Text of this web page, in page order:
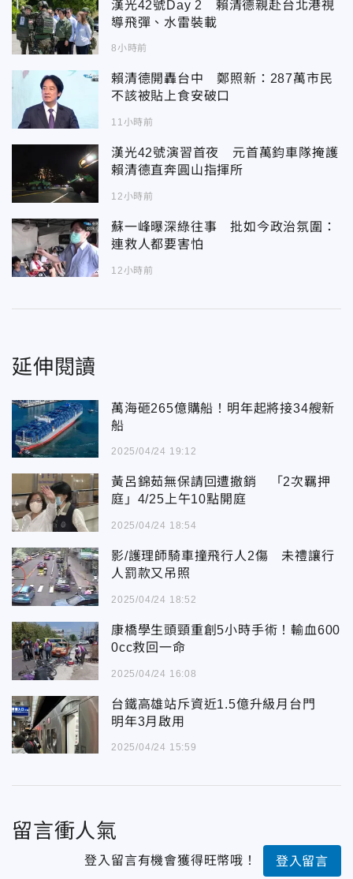
漢光42號Day 2 賴清德親赴台北港視
導飛彈、水雷裝載
8小時前
賴清德開轟台中 鄭照新：287萬市民
不該被貼上食安破口
11小時前
漢光42號演習首夜 元首萬鈞車隊掩護
賴清德直奔圓山指揮所
12小時前
蘇一峰曝深綠往事 批如今政治氛圍：
連救人都要害怕
12小時前
延伸閱讀
萬海砸265億購船！明年起將接34艘新
船
2025/04/24 19:12
黃呂錦茹無保請回遭撤銷 「2次羈押
庭」4/25上午10點開庭
2025/04/24 18:54
影/護理師騎車撞飛行人2傷 未禮讓行
人罰款又吊照
2025/04/24 18:52
康橋學生頭頸重創5小時手術！輸血600
0cc救回一命
2025/04/24 16:08
台鐵高雄站斥資近1.5億升級月台門
明年3月啟用
2025/04/24 15:59
留言衝人氣
登入留言有機會獲得旺幣哦！ 登入留言